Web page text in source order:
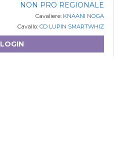
NON PRO REGIONALE
Cavaliere: KNAANI NOGA
Cavallo: CD LUPIN SMARTWHIZ
LOGIN